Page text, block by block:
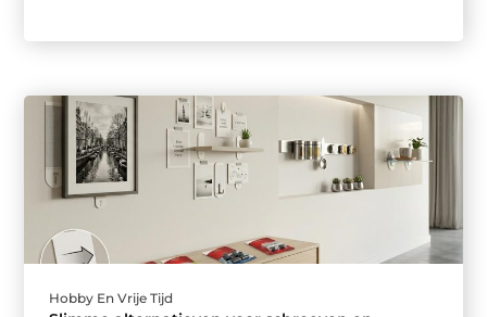
Hobby En Vrije Tijd